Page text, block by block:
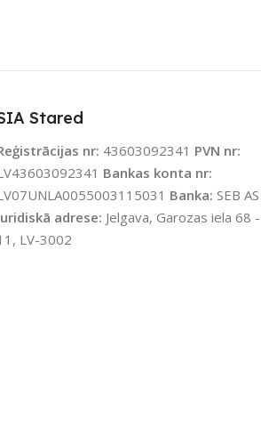
Stared
nr: 43603092341 PVN nr:
Bankas konta nr:
Banka: SEB AS
adrese: Jelgava, Garozas iela 68 -
LV-3002